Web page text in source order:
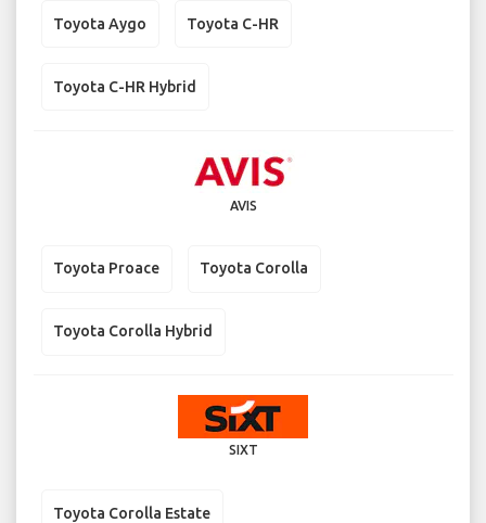
Toyota Aygo Toyota C-HR
Toyota C-HR Hybrid
AVIS
Toyota Proace Toyota Corolla
Toyota Corolla Hybrid
SIXT
Toyota Corolla Estate